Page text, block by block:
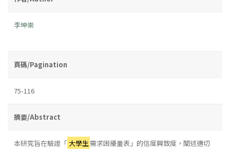
李坤崇
頁碼/Pagination
75-116
摘要/Abstract
本研究旨在驗證「 大學生 需求困擾量表」的信度興致度，闡述適切